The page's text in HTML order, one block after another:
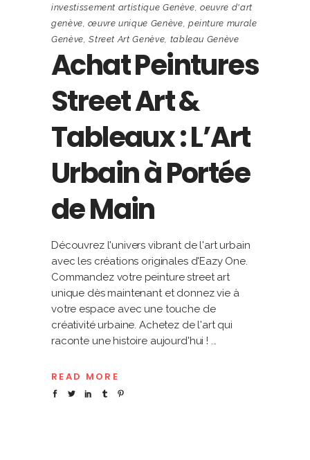
investissement artistique Genève,oeuvre d'art
genève,œuvre unique Genève, peinture murale
Genève,Street Art Genève, tableau Genève
Achat Peintures
Street Art &
Tableaux : L’Art
Urbain à Portée
de Main
Découvrez l'univers vibrant de l'art urbain
avec les créations originales d'Eazy One.
Commandez votre peinture street art
unique dès maintenant et donnez vie à
votre espace avec une touche de
créativité urbaine. Achetez de l'art qui
raconte une histoire aujourd'hui !
READ MORE